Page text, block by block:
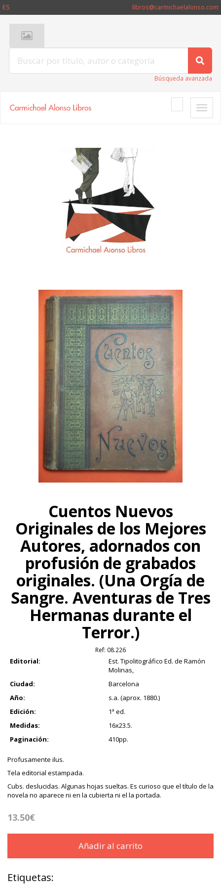
ES libros@carmichaelalonso.com
Búsqueda avanzada
Toggle
Cuentos Nuevos
Originales de los Mejores
Autores, adornados con
profusión de grabados
originales. (Una Orgía de
Sangre. Aventuras de Tres
Hermanas durante el
Terror.)
Ref: 08.226
Editorial:
Est. Tipolitográfico Ed. de Ramón
Molinas,
Ciudad:
Barcelona
Año:
s.a. (aprox. 1880.)
Edición:
1ª ed.
Medidas:
16x23.5.
Paginación:
410pp.
Profusamente ilus.
Tela editorial estampada.
Cubs. deslucidas. Algunas hojas sueltas. Es curioso que el título de la
novela no aparece ni en la cubierta ni el la portada.
13.50€
Añadir al carrito
Etiquetas: